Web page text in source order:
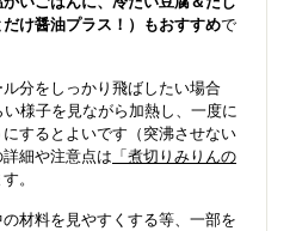
け醤油プラス！）もおすすめで
分をしっかり飛ばしたい場合
様子を見ながら加熱し、一度に
するとよいです（突沸させない
細や注意点は 「煮切りみりんの
。
材料を見やすくする等、一部を